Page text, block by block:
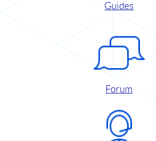
Guides
Forum